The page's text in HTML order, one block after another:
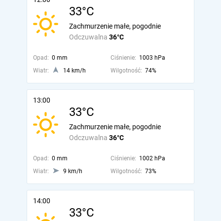
33°C
Odczuwalna 36°C
Zachmurzenie małe, pogodnie
Opad: 0 mm Ciśnienie: 1003 hPa
Wiatr:
14 km/h Wilgotność: 74%
13:00
33°C
Odczuwalna 36°C
Zachmurzenie małe, pogodnie
Opad: 0 mm Ciśnienie: 1002 hPa
Wiatr:
9 km/h Wilgotność: 73%
14:00
33°C